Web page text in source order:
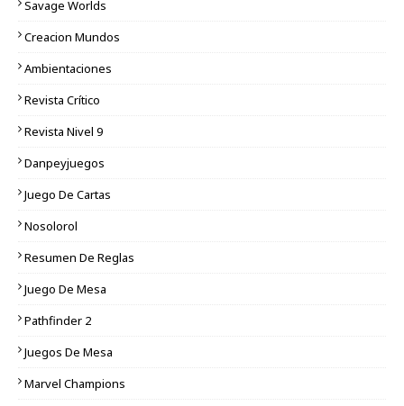
Savage Worlds
Creacion Mundos
Ambientaciones
Revista Crítico
Revista Nivel 9
Danpeyjuegos
Juego De Cartas
Nosolorol
Resumen De Reglas
Juego De Mesa
Pathfinder 2
Juegos De Mesa
Marvel Champions